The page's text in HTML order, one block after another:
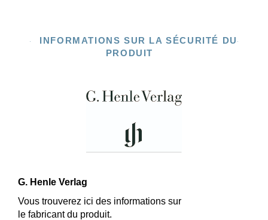
INFORMATIONS SUR LA SÉCURITÉ DU
PRODUIT
G. Henle Verlag
Vous trouverez ici des informations sur
le fabricant du produit.